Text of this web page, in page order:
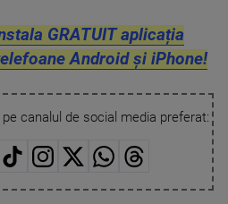
GRATUIT aplicația
Android și iPhone!
canalul de social media preferat: